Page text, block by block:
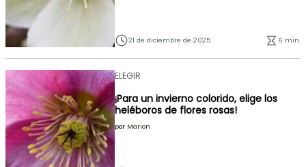
21 de diciembre de 2025 6 min.
ELEGIR
¡Para un invierno colorido, elige los
heléboros de flores rosas!
por Marion